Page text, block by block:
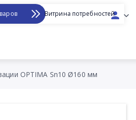
Витрина потребностей
OPTIMA Sn10 Ø160 мм